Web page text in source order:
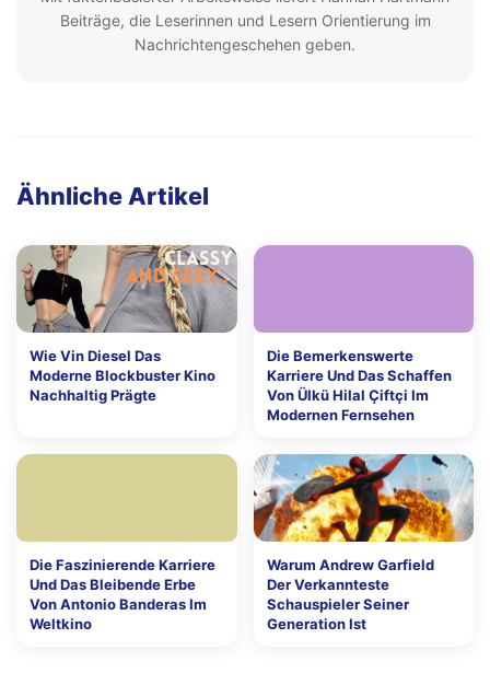
Beiträge, die Leserinnen und Lesern Orientierung im
Nachrichtengeschehen geben.
Ähnliche Artikel
Wie Vin Diesel Das
Moderne Blockbuster Kino
Nachhaltig Prägte
Die Bemerkenswerte
Karriere Und Das Schaffen
Von Ülkü Hilal Çiftçi Im
Modernen Fernsehen
Die Faszinierende Karriere
Und Das Bleibende Erbe
Von Antonio Banderas Im
Weltkino
Warum Andrew Garfield
Der Verkannteste
Schauspieler Seiner
Generation Ist